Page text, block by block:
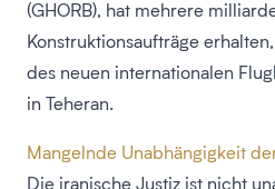
(GHORB), hat mehrere
Konstruktionsaufträge
des neuen internationalen
in Teheran.
Mangelnde Unabhängigkeit
Die iranische Justiz ist nicht